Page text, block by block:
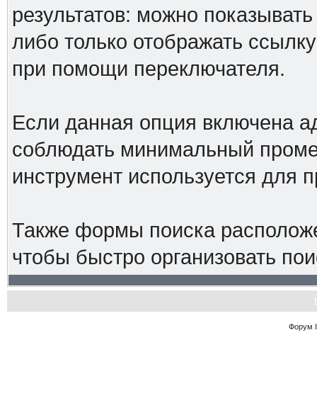
результатов: можно
либо только отображать
при помощи переключателя.
Если данная опция включена
соблюдать минимальный
инструмент используется
Также формы поиска
чтобы быстро организовать
Форум